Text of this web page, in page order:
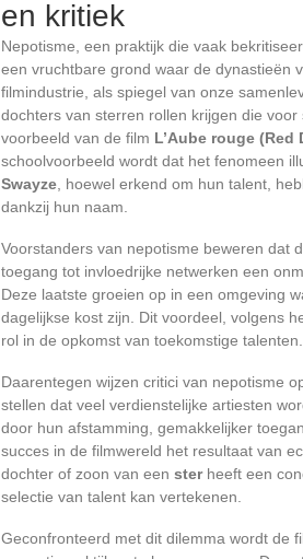
en kritiek
Nepotisme, een praktijk die vaak
een vruchtbare grond waar de dynastieën
filmindustrie, als spiegel van onze
dochters van sterren rollen krijgen die
voorbeeld van de film L’Aube rouge (Red
schoolvoorbeeld wordt dat het fenomeen
Swayze , hoewel erkend om hun talent,
dankzij hun naam.
Voorstanders van nepotisme beweren dat
toegang tot invloedrijke netwerken een
Deze laatste groeien op in een omgeving
dagelijkse kost zijn. Dit voordeel, volgens
rol in de opkomst van toekomstige talenten.
Daarentegen wijzen critici van nepotisme
stellen dat veel verdienstelijke artiesten
door hun afstamming, gemakkelijker
succes in de filmwereld het resultaat van
dochter of zoon van een sterheeft een
selectie van talent kan vertekenen.
Geconfronteerd met dit dilemma wordt de